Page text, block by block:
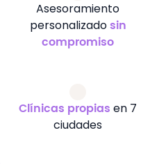
Asesoramiento
personalizado sin
compromiso
Clínicas propias en 7
ciudades